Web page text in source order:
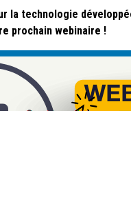
la technologie
prochain webinaire !